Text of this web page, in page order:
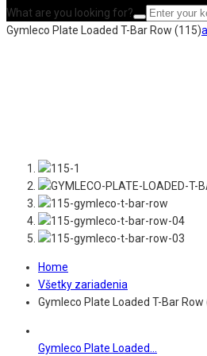
What are you looking for?
Gymleco Plate Loaded T-Bar Row (115)
Home
Všetky zariadenia
Gymleco Plate Loaded T-Bar Row
Gymleco Plate Loaded...